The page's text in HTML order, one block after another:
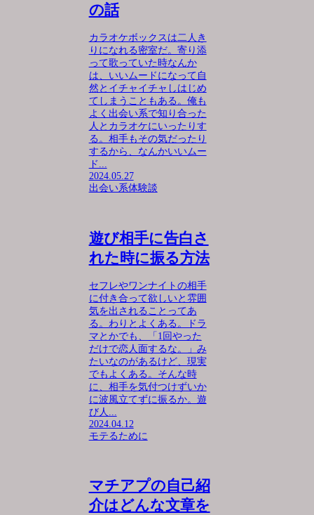
の話
カラオケボックスは二人き
りになれる密室だ。寄り添
って歌っていた時なんか
は、いいムードになって自
然とイチャイチャしはじめ
てしまうこともある。俺も
よく出会い系で知り合った
人とカラオケにいったりす
る。相手もその気だったり
するから、なんかいいムー
ド...
2024.05.27
出会い系体験談
遊び相手に告白さ
れた時に振る方法
セフレやワンナイトの相手
に付き合って欲しいと雰囲
気を出されることってあ
る。わりとよくある。ドラ
マとかでも、「1回やった
だけで恋人面するな。」み
たいなのがあるけど、現実
でもよくある。そんな時
に、相手を気付つけずいか
に波風立てずに振るか。遊
び人...
2024.04.12
モテるために
マチアプの自己紹
介はどんな文章を